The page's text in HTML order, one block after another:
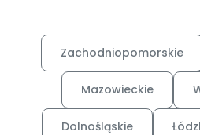
Zachodniopomorskie
Mazowieckie
Dolnośląskie